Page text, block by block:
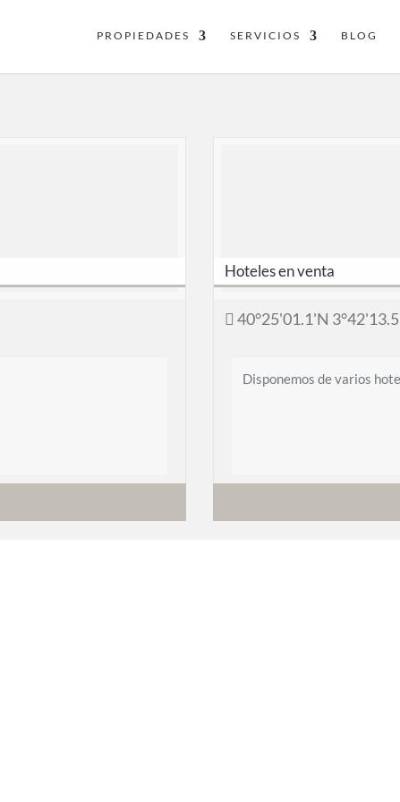
PROPIEDADES SERVICIOS BLOG
Hoteles en venta
40°25'01.1'N
Disponemos de varios